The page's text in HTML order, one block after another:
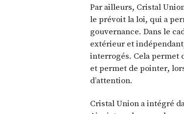
Par ailleurs, Cristal
le prévoit la loi, qui a
gouvernance. Dans le
extérieur et
interrogés. Cela permet
et permet de pointer,
d’attention.
Cristal Union a intégré